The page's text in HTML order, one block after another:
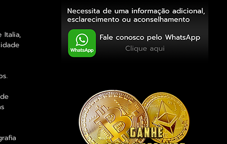
Italia,